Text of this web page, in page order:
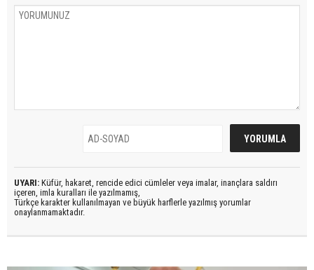
UYARI: Küfür, hakaret, rencide edici cümleler veya imalar, inançlara saldırı
içeren, imla kuralları ile yazılmamış,
Türkçe karakter kullanılmayan ve büyük harflerle yazılmış yorumlar
onaylanmamaktadır.